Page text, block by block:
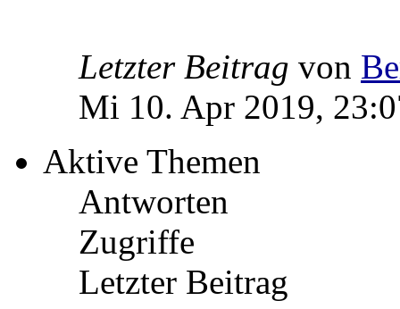
Letzter Beitrag von
Mi 10. Apr 2019,
Aktive Themen
Antworten
Zugriffe
Letzter Beitrag